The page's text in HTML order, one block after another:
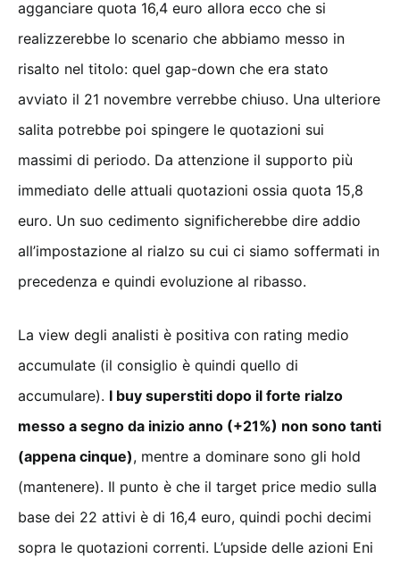
agganciare quota 16,4 euro allora ecco che si
realizzerebbe lo scenario che abbiamo messo in
risalto nel titolo: quel gap-down che era stato
avviato il 21 novembre verrebbe chiuso. Una ulteriore
salita potrebbe poi spingere le quotazioni sui
massimi di periodo. Da attenzione il supporto più
immediato delle attuali quotazioni ossia quota 15,8
euro. Un suo cedimento significherebbe dire addio
all’impostazione al rialzo su cui ci siamo soffermati in
precedenza e quindi evoluzione al ribasso.
La view degli analisti è positiva con rating medio
accumulate (il consiglio è quindi quello di
accumulare). I buy superstiti dopo il forte rialzo
messo a segno da inizio anno (+21%) non sono tanti
(appena cinque), mentre a dominare sono gli hold
(mantenere). Il punto è che il target price medio sulla
base dei 22 attivi è di 16,4 euro, quindi pochi decimi
sopra le quotazioni correnti. L’upside delle azioni Eni